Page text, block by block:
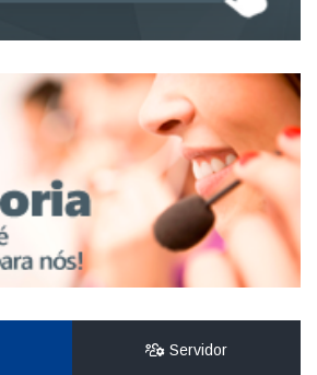
Servidor